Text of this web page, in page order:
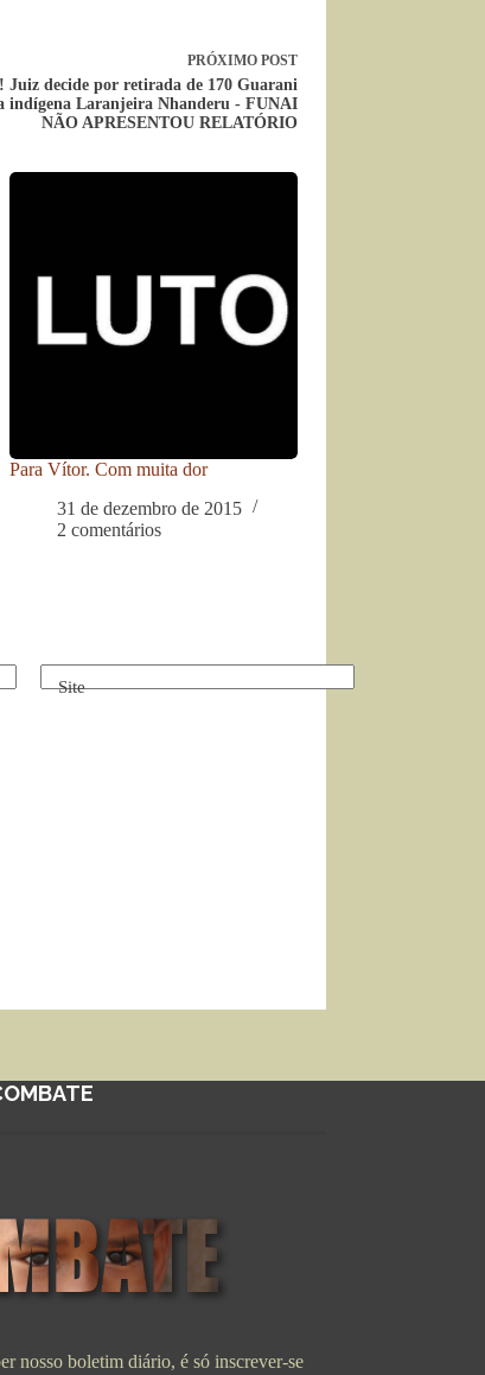
PRÓXIMO POST
Juiz decide por retirada de 170 Guarani
indígena Laranjeira Nhanderu - FUNAI
NÃO APRESENTOU RELATÓRIO
Para Vítor. Com muita dor
31 de dezembro de 2015
2 comentários
Site
nosso boletim diário, é só inscrever-se